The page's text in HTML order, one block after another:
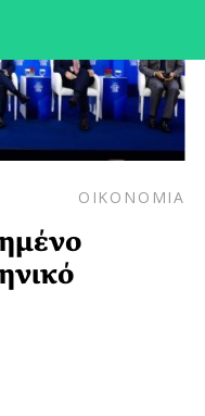
ΟΙΚΟΝΟΜΙΑ